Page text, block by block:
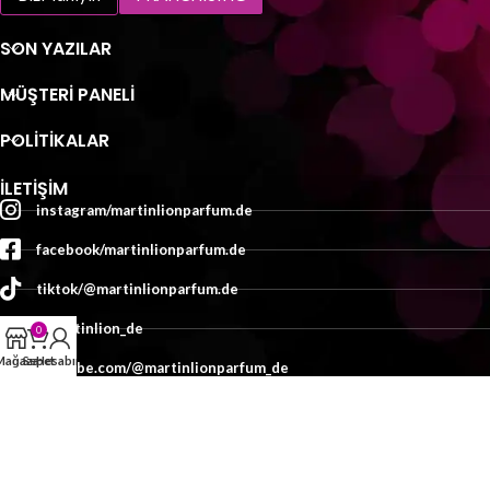
SON YAZILAR
MÜŞTERI PANELI
POLİTİKALAR
İLETIŞIM
instagram/martinlionparfum.de
facebook/martinlionparfum.de
tiktok/@martinlionparfum.de
x/martinlion_de
youtube.com/@martinlionparfum_de
0
Sepet
Hesabım